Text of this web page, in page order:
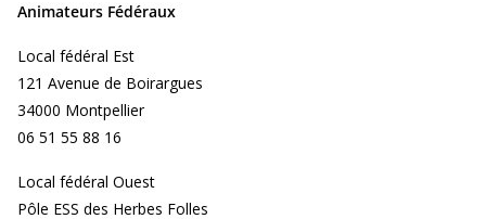
Animateurs Fédéraux
Local fédéral Est
121 Avenue de Boirargues
34000 Montpellier
06 51 55 88 16
Local fédéral Ouest
Pôle ESS des Herbes Folles